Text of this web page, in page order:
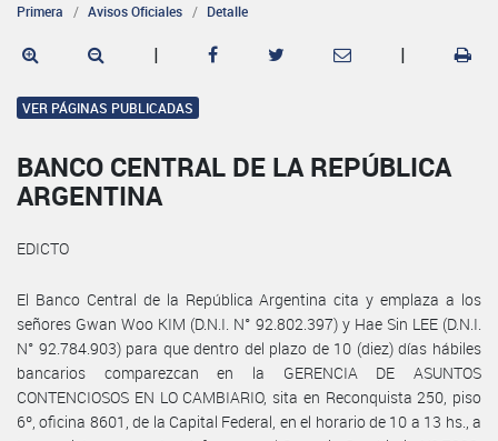
Primera Avisos Oficiales Detalle
| |
VER PÁGINAS PUBLICADAS
BANCO CENTRAL DE LA REPÚBLICA
ARGENTINA
EDICTO
El Banco Central de la República Argentina cita y emplaza a los
señores Gwan Woo KIM (D.N.I. N° 92.802.397) y Hae Sin LEE (D.N.I.
N° 92.784.903) para que dentro del plazo de 10 (diez) días hábiles
bancarios comparezcan en la GERENCIA DE ASUNTOS
CONTENCIOSOS EN LO CAMBIARIO, sita en Reconquista 250, piso
6º, oficina 8601, de la Capital Federal, en el horario de 10 a 13 hs., a